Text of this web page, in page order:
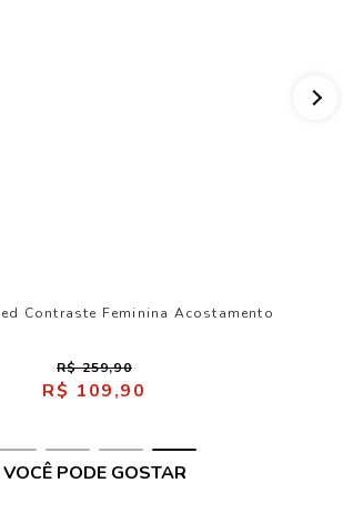
Contraste Feminina Acostamento
R$ 259,90
R$ 109,90
VOCÊ PODE GOSTAR